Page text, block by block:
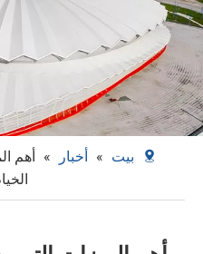
بيت » أخبار » أهم